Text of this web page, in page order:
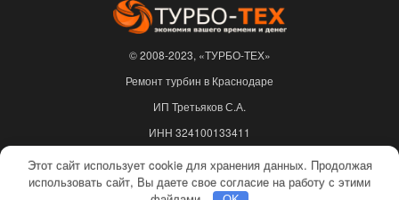
© 2008-2023, «ТУРБО-ТЕХ»
Ремонт турбин в Краснодаре
ИП Третьяков С.А.
ИНН 324100133411
ОГРНИП 310325622500217
Не является публичной офертой |Политика конфиденциальности
Этот сайт использует cookie для хранения данных. Продолжая
использовать сайт, Вы даете свое согласие на работу с этими